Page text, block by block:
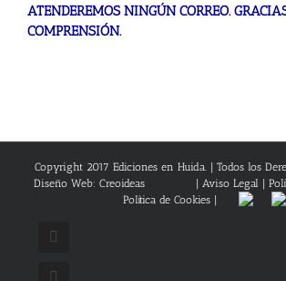
ATENDEREMOS NINGÚN CORREO.
COMPRENSIÓN.
Copyright 2017 Ediciones en Huida. | Todos los
Diseño Web: Creoideas| Aviso Legal
Política de Cookies|
Facebook